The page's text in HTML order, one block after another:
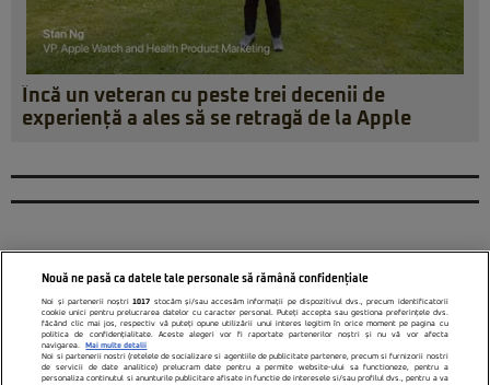
Încă un veteran cu peste trei decenii de
experiență a ales să se retragă de la Apple
Nouă ne pasă ca datele tale personale să rămână confidențiale
Noi și partenerii noștri1017 stocăm și/sau accesăm informații pe dispozitivul dvs., precum identificatorii
cookie unici pentru prelucrarea datelor cu caracter personal. Puteți accepta sau gestiona preferințele dvs.
făcând clic mai jos, respectiv vă puteți opune utilizării unui interes legitim în orice moment pe pagina cu
politica de confidențialitate. Aceste alegeri vor fi raportate partenerilor noștri și nu vă vor afecta
navigarea.
Mai multe detalii
Noi si partenerii nostri (retelele de socializare si agentiile de publicitate partenere, precum si furnizorii nostri
de servicii de date analitice) prelucram date pentru a permite website-ului sa functioneze, pentru a
personaliza continutul si anunturile publicitare afisate in functie de interesele si/sau profilul dvs., pentru a va